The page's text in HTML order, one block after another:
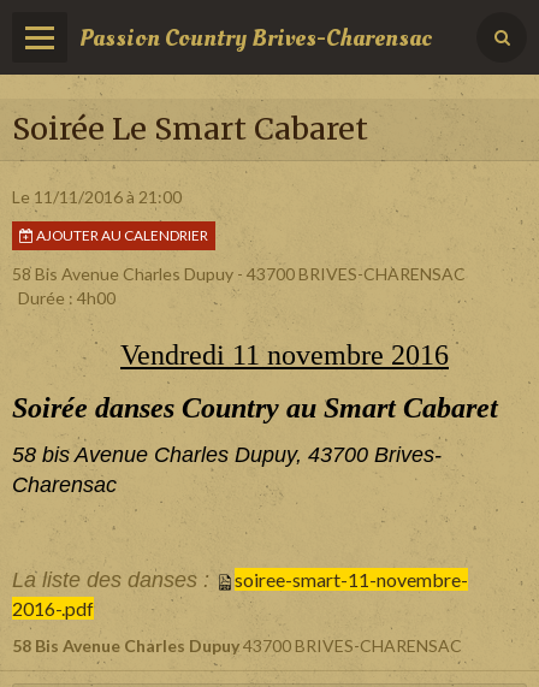
Passion Country Brives-Charensac
Soirée Le Smart Cabaret
Le 11/11/2016à 21:00
AJOUTER AU CALENDRIER
58 Bis Avenue Charles Dupuy - 43700 BRIVES-CHARENSAC
Durée : 4h00
Vendredi 11 novembre 2016
Soirée danses Country au Smart Cabaret
58 bis Avenue Charles Dupuy, 43700 Brives-
Charensac
La liste des danses :
soiree-smart-11-novembre-
2016-.pdf
58 Bis Avenue Charles Dupuy43700 BRIVES-CHARENSAC